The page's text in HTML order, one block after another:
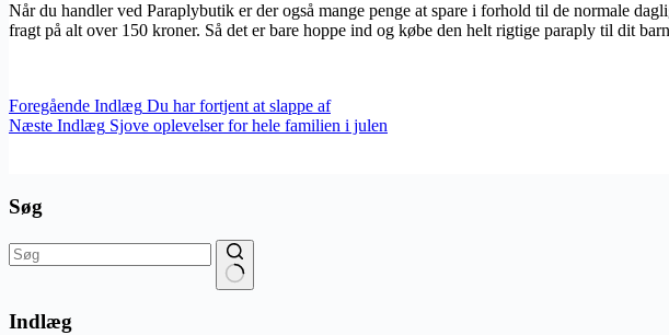
Når du handler ved Paraplybutik er der også mange penge at spare i forhold til de normale
fragt på alt over 150 kroner. Så det er bare hoppe ind og købe den helt rigtige paraply til dit
Foregående Indlæg Du har fortjent at slappe af
Næste Indlæg Sjove oplevelser for hele familien i julen
Søg
resultater
Indlæg